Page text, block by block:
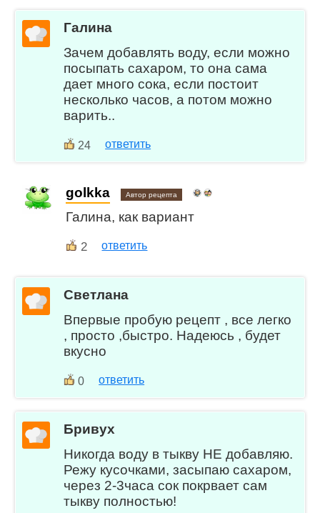
Галина
Зачем добавлять воду, если можно
посыпать сахаром, то она сама
дает много сока, если постоит
несколько часов, а потом можно
варить..
24 ответить
golkka Автор рецепта
Галина, как вариант
2 ответить
Светлана
Впервые пробую рецепт , все легко
, просто ,быстро. Надеюсь , будет
вкусно
0 ответить
Бривух
Никогда воду в тыкву НЕ добавляю.
Режу кусочками, засыпаю сахаром,
через 2-3часа сок покрвает сам
тыкву полностью!